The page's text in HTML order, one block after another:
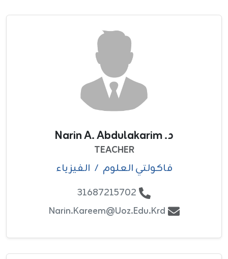
د. Narin A. Abdulakarim
TEACHER
فاکولتي العلوم / الفيزياء
31687215702
Narin.kareem@uoz.edu.krd